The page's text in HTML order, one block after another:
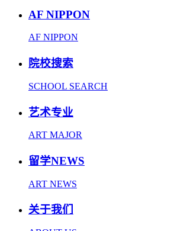
AF NIPPON
AF NIPPON
院校搜索
SCHOOL SEARCH
艺术专业
ART MAJOR
留学NEWS
ART NEWS
关于我们